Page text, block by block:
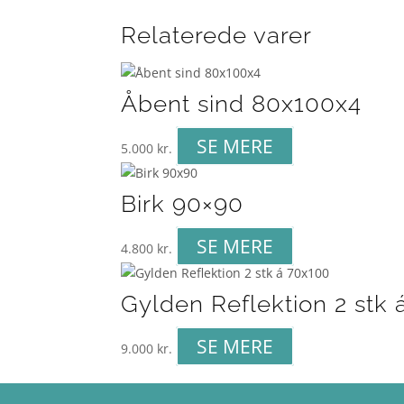
Relaterede varer
Åbent sind 80x100x4
5.000 kr. SE MERE
Birk 90×90
4.800 kr. SE MERE
Gylden Reflektion 2 stk
9.000 kr. SE MERE